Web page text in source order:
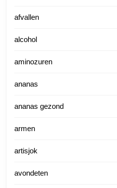
afvallen
alcohol
aminozuren
ananas
ananas gezond
armen
artisjok
avondeten